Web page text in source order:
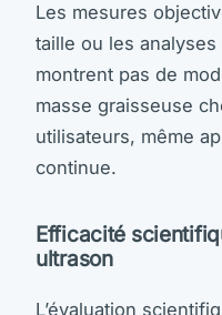
Les mesures
taille ou les analyses
montrent pas de
masse graisseuse
utilisateurs, même
continue.
Efficacité
ultrason
L’évaluation